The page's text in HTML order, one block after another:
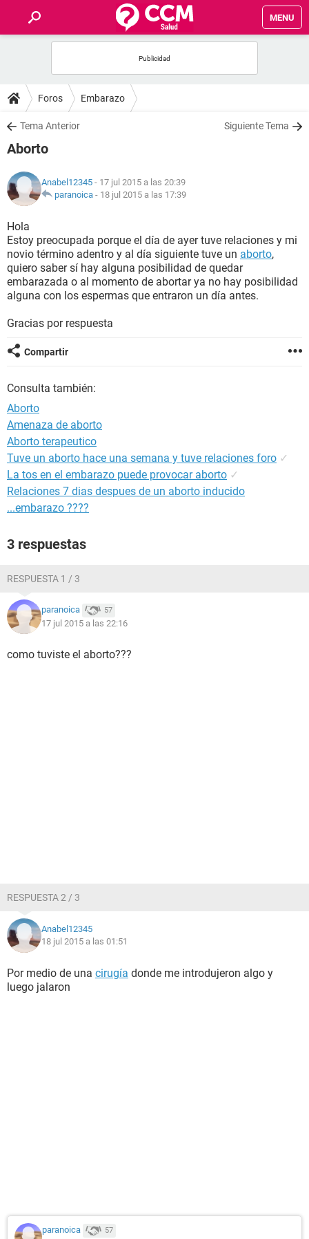
MENU
FOROS
SALUD
NUTRICIÓN
BIENESTAR
SEXUALIDAD
GLOSARIO
Foros Embarazo
Tema Anterior Siguiente Tema
Aborto
Anabel12345 - 17 jul 2015 a las 20:39
paranoica - 18 jul 2015 a las 17:39
Hola
Estoy preocupada porque el día de ayer tuve relaciones y mi
novio término adentro y al día siguiente tuve un aborto,
quiero saber sí hay alguna posibilidad de quedar
embarazada o al momento de abortar ya no hay posibilidad
alguna con los espermas que entraron un día antes.
Gracias por respuesta
Compartir
Consulta también:
Aborto
Amenaza de aborto
Aborto terapeutico
Tuve un aborto hace una semana y tuve relaciones foro ✓
La tos en el embarazo puede provocar aborto ✓
Relaciones 7 dias despues de un aborto inducido
...embarazo ????
3 respuestas
RESPUESTA 1 / 3
paranoica 57
17 jul 2015 a las 22:16
como tuviste el aborto???
RESPUESTA 2 / 3
Anabel12345
18 jul 2015 a las 01:51
Por medio de una cirugía donde me introdujeron algo y
luego jalaron
paranoica 57